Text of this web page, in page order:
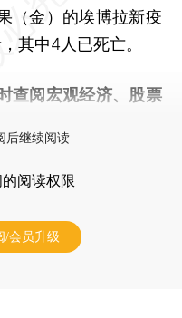
（金）的埃博拉新疫
其中4人已死亡。
查阅宏观经济、股票
后继续阅读
阅读权限
/会员升级